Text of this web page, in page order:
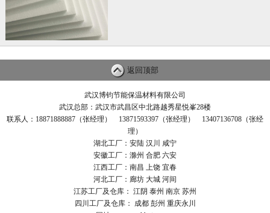
返回顶部
武汉博钧节能保温材料有限公司
武汉总部：武汉市武昌区中北路越秀星悦峯28楼
联系人：18871888887（张经理） 13871593397（张经理） 13407136708（张经
理）
湖北工厂：安陆 汉川 咸宁
安徽工厂：滁州 合肥 六安
江西工厂：南昌 上饶 宜春
河北工厂：廊坊 大城 河间
江苏工厂及仓库： 江阴 泰州 南京 苏州
四川工厂及仓库： 成都 彭州 重庆永川